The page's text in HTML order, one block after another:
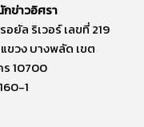
กข่าวอิศรา
อยัล ริเวอร์ เลขที่ 219
วง บางพลัด เขต
10700
1